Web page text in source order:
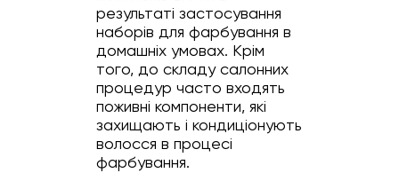
результаті застосування
наборів для фарбування в
домашніх умовах. Крім
того, до складу салонних
процедур часто входять
поживні компоненти, які
захищають і кондиціонують
волосся в процесі
фарбування.